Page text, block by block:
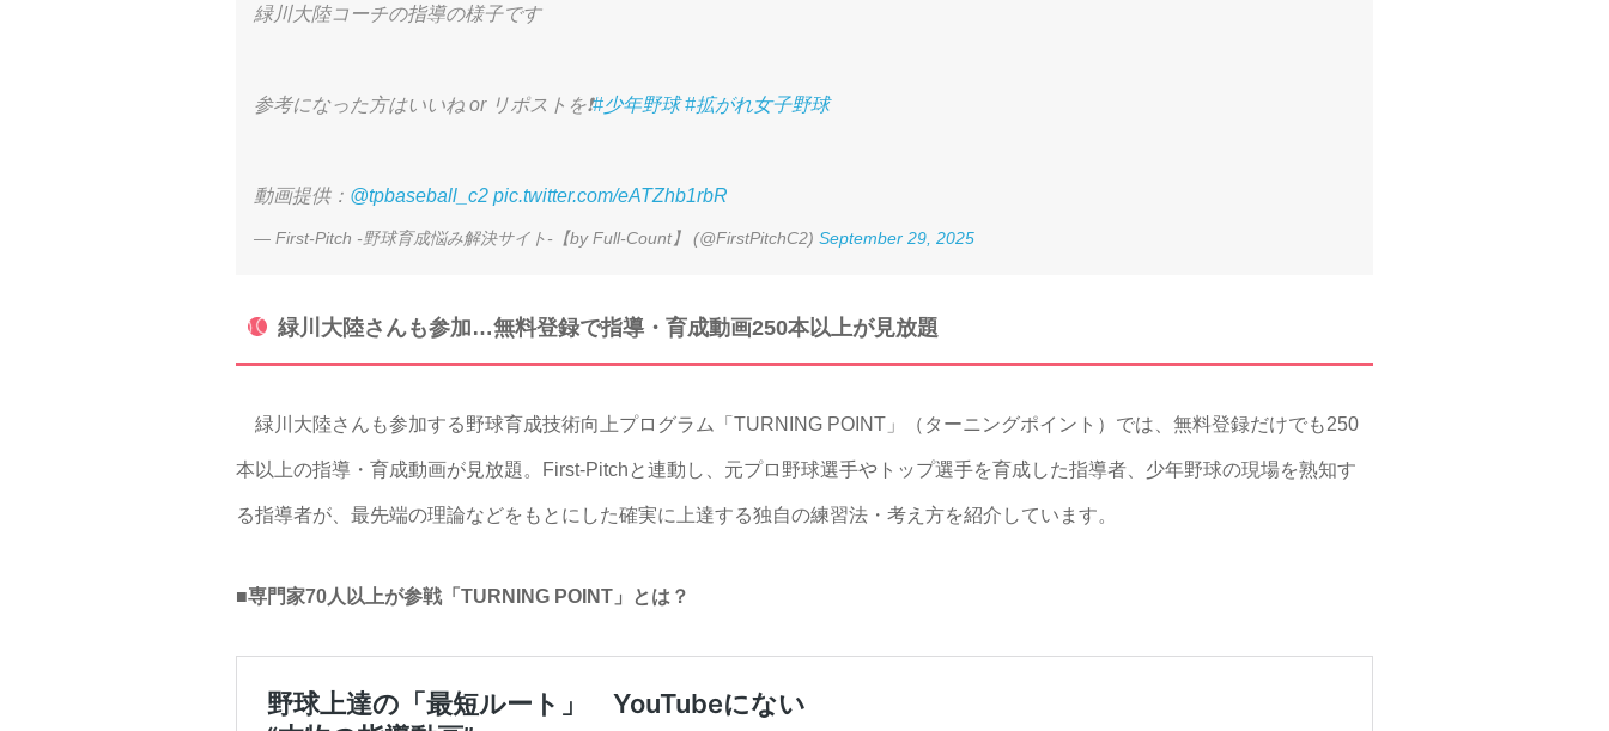
緑川大陸コーチの指導の様子です
参考になった方はいいね or リポストを❗️#少年野球 #拡がれ女子野球
動画提供： @tpbaseball_c2 pic.twitter.com/eATZhb1rbR
— First-Pitch -野球育成悩み解決サイト-【by Full-Count】 (@FirstPitchC2) September 29, 2025
緑川大陸さんも参加…無料登録で指導・育成動画250本以上が見放題
緑川大陸さんも参加する野球育成技術向上プログラム「TURNING POINT」（ターニングポイント）では、無料登録だけでも250
本以上の指導・育成動画が見放題。First-Pitchと連動し、元プロ野球選手やトップ選手を育成した指導者、少年野球の現場を熟知す
る指導者が、最先端の理論などをもとにした確実に上達する独自の練習法・考え方を紹介しています。
■専門家70人以上が参戦「TURNING POINT」とは？